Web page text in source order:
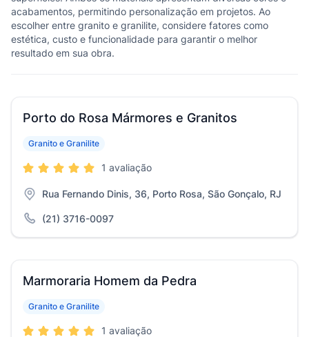
acabamentos, permitindo personalização em projetos. Ao
escolher entre granito e granilite, considere fatores como
estética, custo e funcionalidade para garantir o melhor
resultado em sua obra.
Porto do Rosa Mármores e Granitos
Granito e Granilite
1 avaliação
Rua Fernando Dinis, 36, Porto Rosa, São Gonçalo, RJ
(21) 3716-0097
Marmoraria Homem da Pedra
Granito e Granilite
1 avaliação